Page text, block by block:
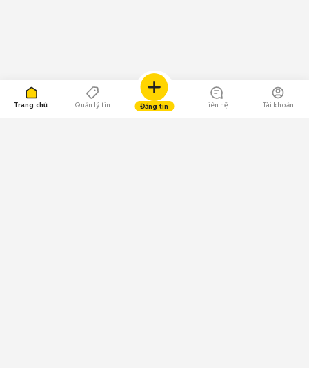
Trang chủ Quản lý tin Đăng tin Liên hệ Tài khoản